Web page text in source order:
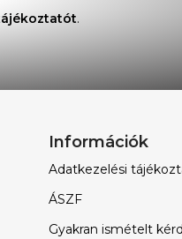
.
Információk
Adatkezelési
ÁSZF
Gyakran ismételt